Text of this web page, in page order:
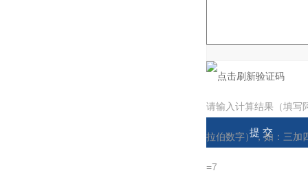
请输入计算结果（填写
拉伯数字），如：三加
=7